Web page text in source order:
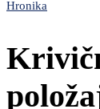
Hronika